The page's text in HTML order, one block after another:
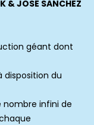
& JOSÉ SANCHEZ
géant dont
disposition du
nombre infini de